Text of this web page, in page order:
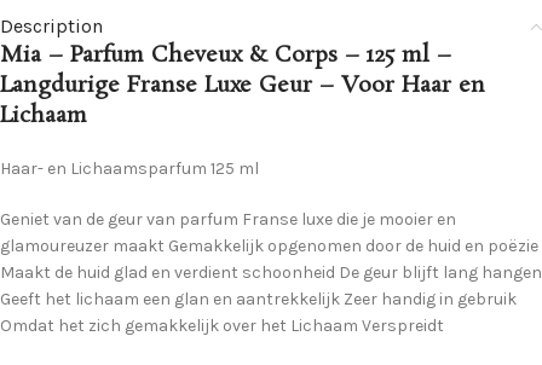
Description
Mia – Parfum Cheveux & Corps – 125 ml –
Langdurige Franse Luxe Geur – Voor Haar en
Lichaam
Haar- en Lichaamsparfum 125 ml
Geniet van de geur van parfum Franse luxe die je mooier en
glamoureuzer maakt Gemakkelijk opgenomen door de huid en poëzie
Maakt de huid glad en verdient schoonheid De geur blijft lang hangen
Geeft het lichaam een ​​​​​​glan en aantrekkelijk Zeer handig in gebruik
Omdat het zich gemakkelijk over het Lichaam Verspreidt